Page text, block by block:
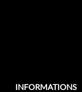
INFORMATIONS